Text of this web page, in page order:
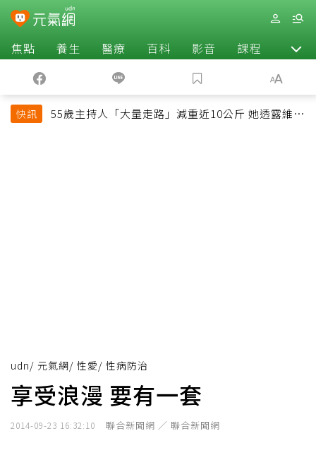
焦點 養生 醫療 百科 影音 課程 退休
快訊
55歲主持人「大量走路」減重近10公斤 她透露維持
udn/ 元氣網/ 性愛/ 性病防治
享受浪漫 要有一套
2014-09-23 16:32:10 聯合新聞網 ／ 聯合新聞網